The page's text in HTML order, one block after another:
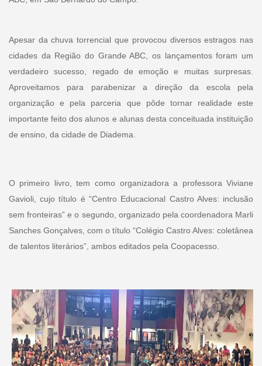
Apesar da chuva torrencial que provocou diversos estragos nas
cidades da Região do Grande ABC, os lançamentos foram um
verdadeiro sucesso, regado de emoção e muitas surpresas.
Aproveitamos para parabenizar a direção da escola pela
organização e pela parceria que pôde tornar realidade este
importante feito dos alunos e alunas desta conceituada instituição
de ensino, da cidade de Diadema.
O primeiro livro, tem como organizadora a professora Viviane
Gavioli, cujo título é “Centro Educacional Castro Alves: inclusão
sem fronteiras” e o segundo, organizado pela coordenadora Marli
Sanches Gonçalves, com o título “Colégio Castro Alves: coletânea
de talentos literários”, ambos editados pela Coopacesso.